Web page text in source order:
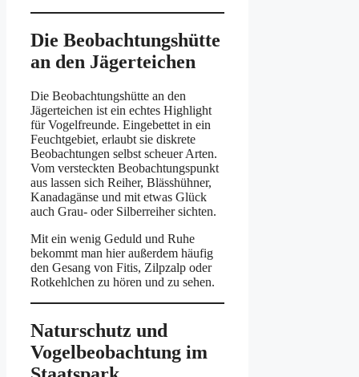
Die Beobachtungshütte
an den Jägerteichen
Die Beobachtungshütte an den
Jägerteichen ist ein echtes Highlight
für Vogelfreunde. Eingebettet in ein
Feuchtgebiet, erlaubt sie diskrete
Beobachtungen selbst scheuer Arten.
Vom versteckten Beobachtungspunkt
aus lassen sich Reiher, Blässhühner,
Kanadagänse und mit etwas Glück
auch Grau- oder Silberreiher sichten.
Mit ein wenig Geduld und Ruhe
bekommt man hier außerdem häufig
den Gesang von Fitis, Zilpzalp oder
Rotkehlchen zu hören und zu sehen.
Naturschutz und
Vogelbeobachtung im